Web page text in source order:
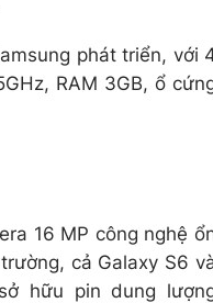
phát triển, với
RAM 3GB, ổ
16 MP công nghệ
cả Galaxy S6
hữu pin dung